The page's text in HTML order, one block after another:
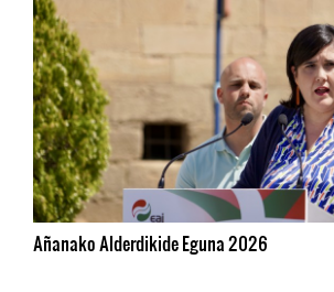
Añanako Alderdikide Eguna 2026